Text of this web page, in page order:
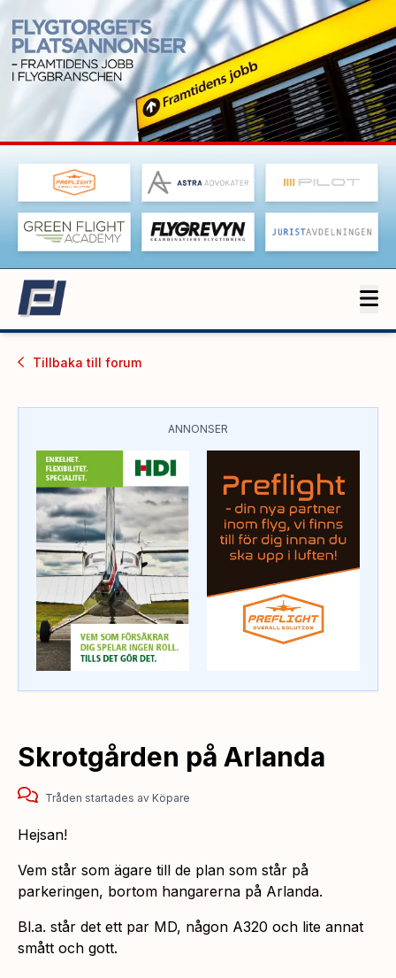
Tillbaka till forum
ANNONSER
Skrotgården på Arlanda
Tråden startades av Köpare
Hejsan!
Vem står som ägare till de plan som står på
parkeringen, bortom hangarerna på Arlanda.
Bl.a. står det ett par MD, någon A320 och lite annat
smått och gott.